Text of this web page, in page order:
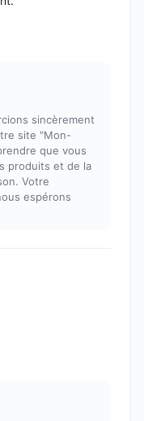
sincèrement
site "Mon-
que vous
produits et de la
Votre
espérons